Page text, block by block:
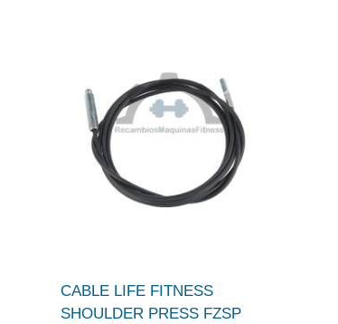
CABLE LIFE FITNESS
SHOULDER PRESS FZSP